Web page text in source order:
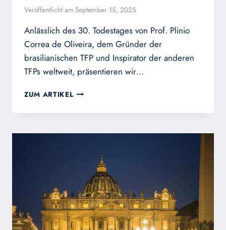
Veröffentlicht am September 15, 2025
Anlässlich des 30. Todestages von Prof. Plinio
Correa de Oliveira, dem Gründer der
brasilianischen TFP und Inspirator der anderen
TFPs weltweit, präsentieren wir…
ZUM ARTIKEL DIE
DES
UND
GOTTES